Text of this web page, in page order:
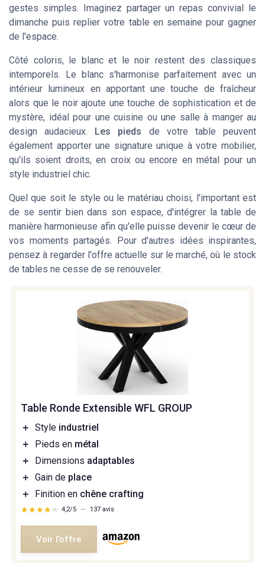
gestes simples. Imaginez partager un repas convivial le
dimanche puis replier votre table en semaine pour gagner
de l'espace.
Côté coloris, le blancet lenoir restent des classiques
intemporels. Le blanc s'harmonise parfaitement avec un
intérieur lumineux en apportant une touche de fraîcheur
alors que le noir ajoute une touche de sophistication et de
mystère, idéal pour une cuisine ou une salle à manger au
design audacieux. Les pieds de votre table peuvent
également apporter une signature unique à votre mobilier,
qu'ils soient droits, en croix ou encore en métal pour un
style industriel chic.
Quel que soit le style ou le matériau choisi, l'important est
de se sentir bien dans son espace, d'intégrer la table de
manière harmonieuse afin qu'elle puisse devenir le cœur de
vos moments partagés. Pour d'autres idées inspirantes,
pensez à regarder l'offre actuelle sur le marché, où le stock
de tables ne cesse de se renouveler.
Table Ronde Extensible WFL GROUP
＋ Style industriel
＋
Pieds en métal
＋
Dimensions adaptables
＋ Gain de place
＋
Finition en chêne crafting
★★★★★
★★★★★ 4,2/5 — 137 avis
Voir l'offre